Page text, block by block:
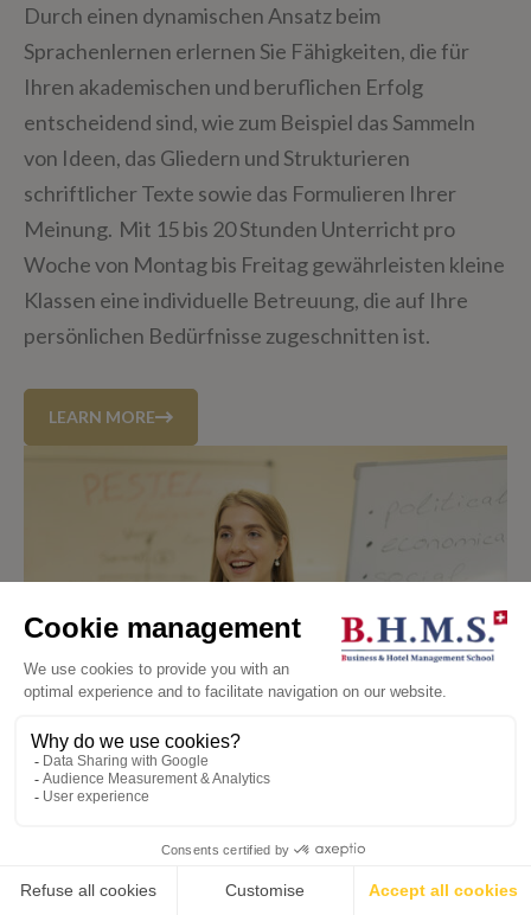
Durch einen dynamischen Ansatz beim
Sprachenlernen erlernen Sie Fähigkeiten, die für
Ihren akademischen und beruflichen Erfolg
entscheidend sind, wie zum Beispiel das Sammeln
von Ideen, das Gliedern und Strukturieren
schriftlicher Texte sowie das Formulieren Ihrer
Meinung. Mit 15 bis 20 Stunden Unterricht pro
Woche von Montag bis Freitag gewährleisten kleine
Klassen eine individuelle Betreuung, die auf Ihre
persönlichen Bedürfnisse zugeschnitten ist.
LEARN MORE